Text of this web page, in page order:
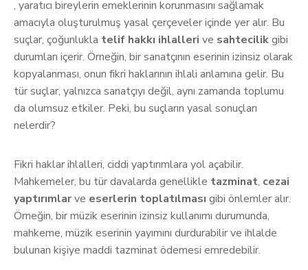
, yaratıcı bireylerin emeklerinin korunmasını sağlamak
amacıyla oluşturulmuş yasal çerçeveler içinde yer alır. Bu
suçlar, çoğunlukla telif hakkı ihlalleri ve sahtecilikgibi
durumları içerir. Örneğin, bir sanatçının eserinin izinsiz olarak
kopyalanması, onun fikri haklarının ihlali anlamına gelir. Bu
tür suçlar, yalnızca sanatçıyı değil, aynı zamanda toplumu
da olumsuz etkiler. Peki, bu suçların yasal sonuçları
nelerdir?
Fikri haklar ihlalleri, ciddi yaptırımlara yol açabilir.
Mahkemeler, bu tür davalarda genellikle tazminat, cezai
yaptırımlarve eserlerin toplatılması gibi önlemler alır.
Örneğin, bir müzik eserinin izinsiz kullanımı durumunda,
mahkeme, müzik eserinin yayımını durdurabilir ve ihlalde
bulunan kişiye maddi tazminat ödemesi emredebilir.